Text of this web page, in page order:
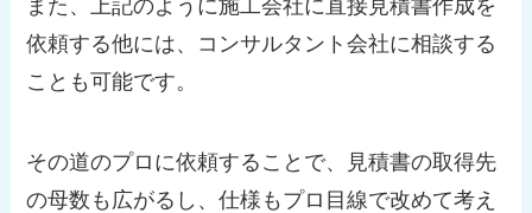
また、上記のように施工会社に直接見積書作成を
依頼する他には、コンサルタント会社に相談する
ことも可能です。
その道のプロに依頼することで、見積書の取得先
の母数も広がるし、仕様もプロ目線で改めて考え